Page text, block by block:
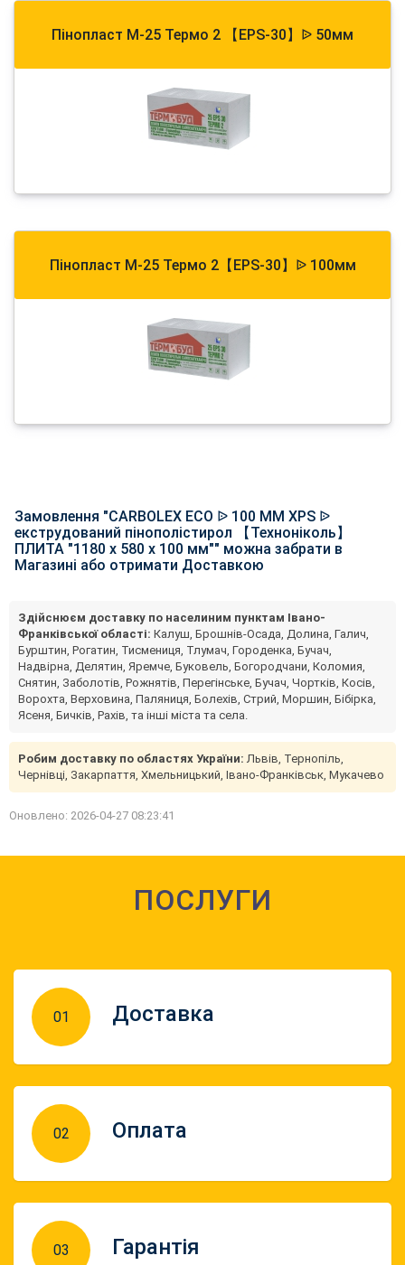
Пінопласт М-25 Термо 2 【EPS-30】ᐉ 50мм
Пінопласт М-25 Термо 2【EPS-30】ᐉ 100мм
Замовлення "CARBOLEX ECO ᐉ 100 ММ XPS ᐉ
екструдований пінополістирол 【Техноніколь】
ПЛИТА "1180 х 580 х 100 мм"" можна забрати в
Магазині або отримати Доставкою
Здійснюєм доставку по населиним пунктам Івано-
Франківської області: Калуш, Брошнів-Осада, Долина, Галич,
Бурштин, Рогатин, Тисмениця, Тлумач, Городенка, Бучач,
Надвірна, Делятин, Яремче, Буковель, Богородчани, Коломия,
Снятин, Заболотів, Рожнятів, Перегінське, Бучач, Чортків, Косів,
Ворохта, Верховина, Паляниця, Болехів, Стрий, Моршин, Бібірка,
Ясеня, Бичків, Рахів, та інші міста та села.
Робим доставку по областях України: Львів, Тернопіль,
Чернівці, Закарпаття, Хмельницький, Івано-Франківськ, Мукачево
Оновлено: 2026-04-27 08:23:41
ПОСЛУГИ
01 Доставка
02 Оплата
03 Гарантія